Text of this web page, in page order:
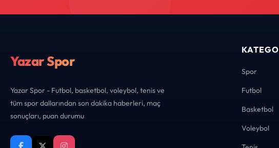
Yazar Spor
Yazar Spor - Futbol, basketbol, voleybol, tenis ve
tüm spor dallarından son dakika haberleri, maç
sonuçları, puan durumu
Spor
Futbol
Basketbol
Voleybol